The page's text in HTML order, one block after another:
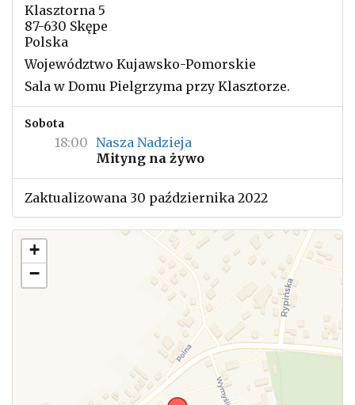
Klasztorna 5
87-630 Skępe
Polska
Województwo Kujawsko-Pomorskie
Sala w Domu Pielgrzyma przy Klasztorze.
Sobota
18:00 Nasza Nadzieja
Mityng na żywo
Zaktualizowana 30 października 2022
+
−